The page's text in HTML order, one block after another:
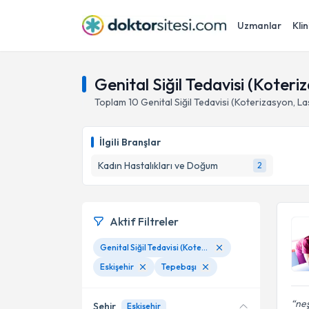
Uzmanlar
Genital Siğil Tedavisi
Toplam 10 Genital Siğil Tedavisi (Koterizasyon,
İlgili Branşlar
Kadın Hastalıkları ve Doğum
2
Aktif Filtreler
Genital Siğil Tedavisi (Koterizasyon, Laser Ve Kryoterapi)
Eskişehir
Tepebaşı
Şehir Eskişehir